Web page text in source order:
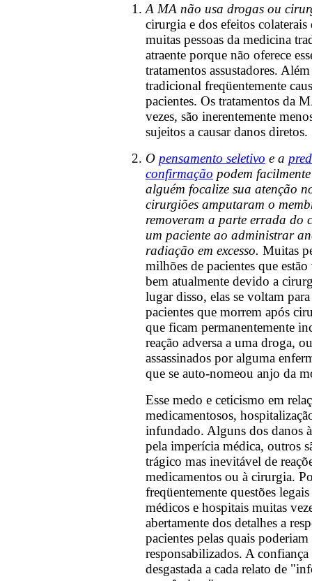
A MA não usa drogas ou
cirurgia e dos efeitos colaterais
muitas pessoas da medicina
atraente porque não oferece
tratamentos assustadores.
tradicional freqüentemente
pacientes. Os tratamentos da
vezes, são inerentemente
sujeitos a causar danos diretos.
O pensamento seletivo e a
confirmação podem
alguém focalize sua atenção
cirurgiões amputaram o
removeram a parte errada do
um paciente ao administrar
radiação em excesso. Muitas
milhões de pacientes que
bem atualmente devido a
lugar disso, elas se voltam para
pacientes que morrem após
que ficam permanentemente
reação adversa a uma droga,
assassinados por alguma
que se auto-nomeou anjo da
Esse medo e ceticismo em
medicamentosos,
infundado. Alguns dos danos à
pela imperícia médica, outros
trágico mas inevitável de
medicamentos ou à cirurgia.
freqüentemente questões
médicos e hospitais muitas
abertamente dos detalhes a
pacientes pelas quais poderiam
responsabilizados. A
desgastada a cada relato de